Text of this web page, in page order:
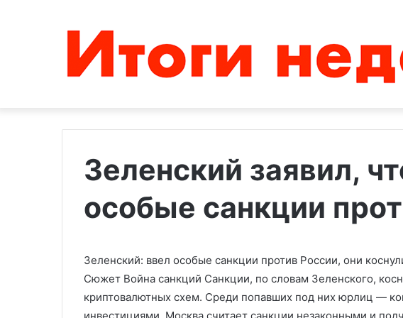
Зеленский заявил,
особые санкции
Зеленский: ввел особые санкции против России, они
Сюжет Война санкций Санкции, по словам Зеленского,
криптовалютных схем. Среди попавших под них юрлиц —
Байден объяснил проблемы в
омбудсмен
возможной
с
Москальковой
03.01.2023
Украинский омбудсмен